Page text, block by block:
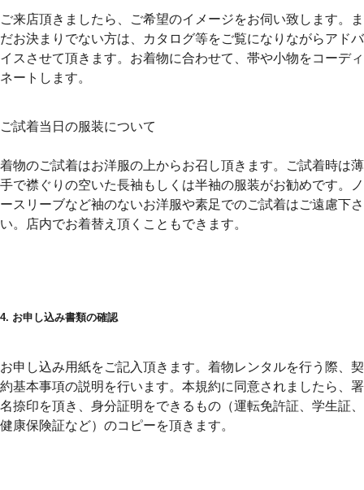
ご来店頂きましたら、ご希望のイメージをお伺い致します。ま
だお決まりでない方は、カタログ等をご覧になりながらアドバ
イスさせて頂きます。お着物に合わせて、帯や小物をコーディ
ネートします。
ご試着当日の服装について
着物のご試着はお洋服の上からお召し頂きます。ご試着時は薄
手で襟ぐりの空いた長袖もしくは半袖の服装がお勧めです。ノ
ースリーブなど袖のないお洋服や素足でのご試着はご遠慮下さ
い。店内でお着替え頂くこともできます。
4. お申し込み書類の確認
お申し込み用紙をご記入頂きます。 着物レンタルを行う際、契
約基本事項の説明を行います。本規約に同意されましたら、署
名捺印を頂き、身分証明をできるもの（運転免許証、学生証、
健康保険証など）のコピーを頂きます。